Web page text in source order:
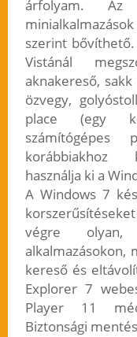
árfolyam. Az
szerint
Vistánál
aknakereső,
özvegy,
place (egy
számítógépes
korábbiakhoz
használja ki a
A Windows 7
végre
alkalmazásokon,
kereső és
Explorer 7
Player 11
Biztonsági